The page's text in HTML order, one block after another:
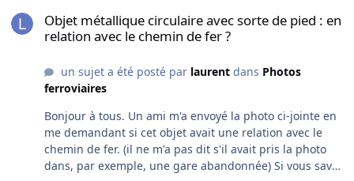
Objet métallique circulaire avec sorte de pied : en
relation avec le chemin de fer ?
un sujet a été posté par laurentdans Photos
ferroviaires
Bonjour à tous. Un ami m'a envoyé la photo ci-jointe en
me demandant si cet objet avait une relation avec le
chemin de fer. (il ne m'a pas dit s'il avait pris la photo
dans, par exemple, une gare abandonnée) Si vous savez